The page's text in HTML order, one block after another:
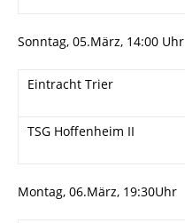
Sonntag, 05.März, 14:00 Uhr
Eintracht Trier
TSG Hoffenheim II
Montag, 06.März, 19:30Uhr